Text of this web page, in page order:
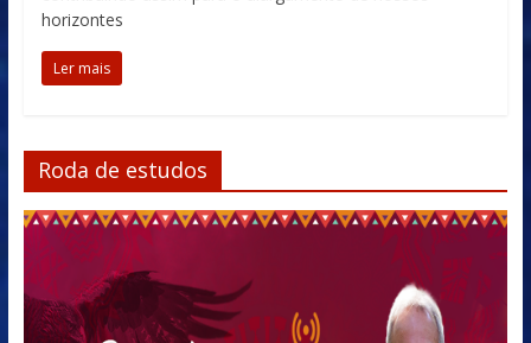
horizontes
Ler mais
Roda de estudos